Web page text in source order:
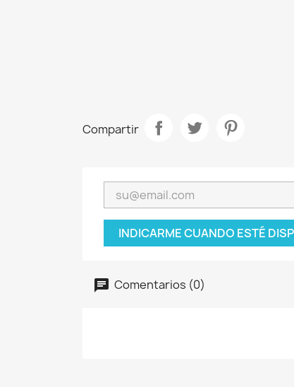
Compartir
INDICARME CUANDO ESTÉ
Comentarios (0)